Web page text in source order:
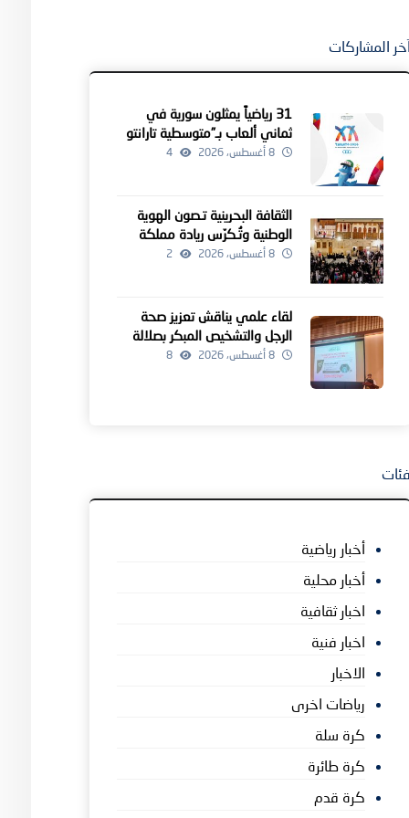
المشاركات
31 رياضياً يمثلون سورية في
ثماني ألعاب بـ”متوسطية تارانتو
2026″
8 أغسطس، 2026 4
الثقافة البحرينية تـصون الهوية
الوطنية وتُـكرّس ريادة مملكة
البحرين كمنارة للإبداع الإنساني
8 أغسطس، 2026 2
لقاء علمي يناقش تعزيز صحة
الرجل والتشخيص المبكر بصلالة
8 أغسطس، 2026 8
أخبار رياضية
أخبار محلية
اخبار ثقافية
اخبار فنية
الاخبار
رياضات اخرى
كرة سلة
كرة طائرة
كرة قدم